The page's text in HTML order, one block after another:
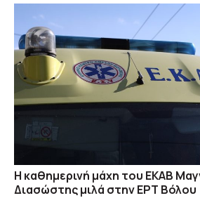
Η καθημερινή μάχη του ΕΚΑΒ
Διασώστης μιλά στην ΕΡΤ Βόλου